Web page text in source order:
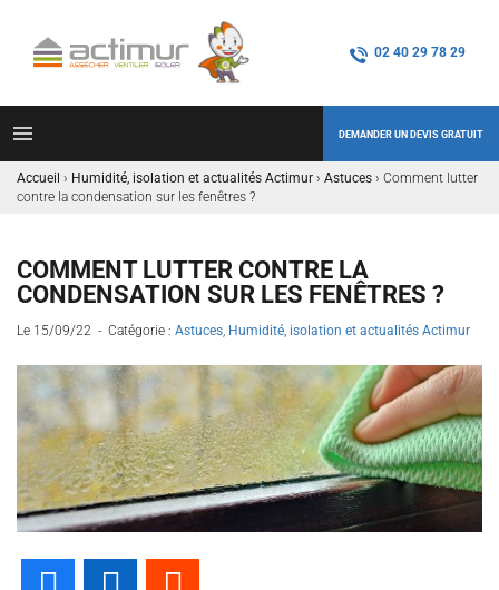
02 40 29 78 29
DEMANDER UN DEVIS GRATUIT
Accueil › Humidité, isolation et actualités Actimur › Astuces › Comment lutter
contre la condensation sur les fenêtres ?
COMMENT LUTTER CONTRE LA
CONDENSATION SUR LES FENÊTRES ?
Le 15/09/22 - Catégorie : Astuces, Humidité, isolation et actualités Actimur